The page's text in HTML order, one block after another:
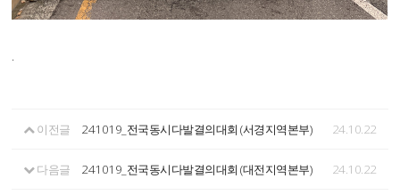
.
이전글 241019_전국동시다발결의대회 (서경지역본부) 24.10.22
다음글 241019_전국동시다발결의대회 (대전지역본부) 24.10.22